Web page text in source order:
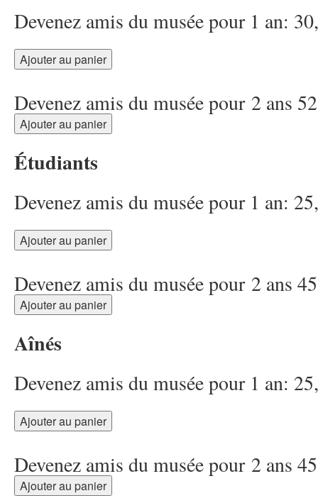
Devenez amis du musée pour 1 an:
Devenez amis du musée pour 2 ans
Étudiants
Devenez amis du musée pour 1 an:
Devenez amis du musée pour 2 ans
Aînés
Devenez amis du musée pour 1 an:
Devenez amis du musée pour 2 ans